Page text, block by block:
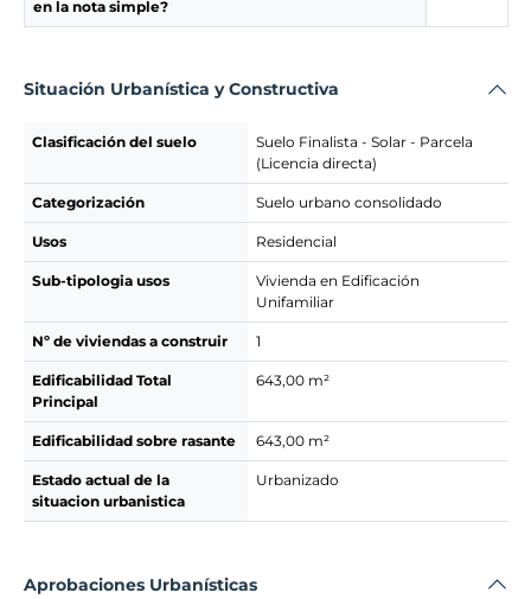
en la nota simple?
Situación Urbanística y Constructiva
Clasificación del suelo
Suelo Finalista - Solar - Parcela
(Licencia directa)
Categorización Suelo urbano consolidado
Usos Residencial
Sub-tipologia usos
Vivienda en Edificación
Unifamiliar
Nº de viviendas a construir 1
Edificabilidad Total
Principal
643,00 m²
Edificabilidad sobre rasante 643,00 m²
Estado actual de la
situacion urbanistica
Urbanizado
Aprobaciones Urbanísticas